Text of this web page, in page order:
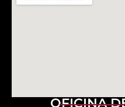
OFICINA